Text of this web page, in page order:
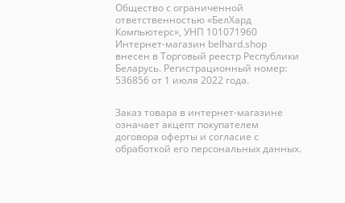
Общество с ограниченной
ответственностью «БелХард
Компьютерс», УНП 101071960
Интернет-магазин belhard.shop
внесен в Торговый реестр Республики
Беларусь. Регистрационный номер:
536856 от 1 июля 2022 года.
Заказ товара в интернет-магазине
означает акцепт покупателем
договора оферты и согласие с
обработкой его персональных данных.